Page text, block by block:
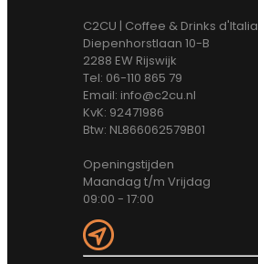
C2CU | Coffee & Drinks d'Italia
Diepenhorstlaan 10-B
2288 EW Rijswijk
Tel: 06-110 865 79
Email: info@c2cu.nl
KvK: 92471986
Btw: NL866062579B01
Openingstijden
Maandag t/m Vrijdag
09:00 - 17:00